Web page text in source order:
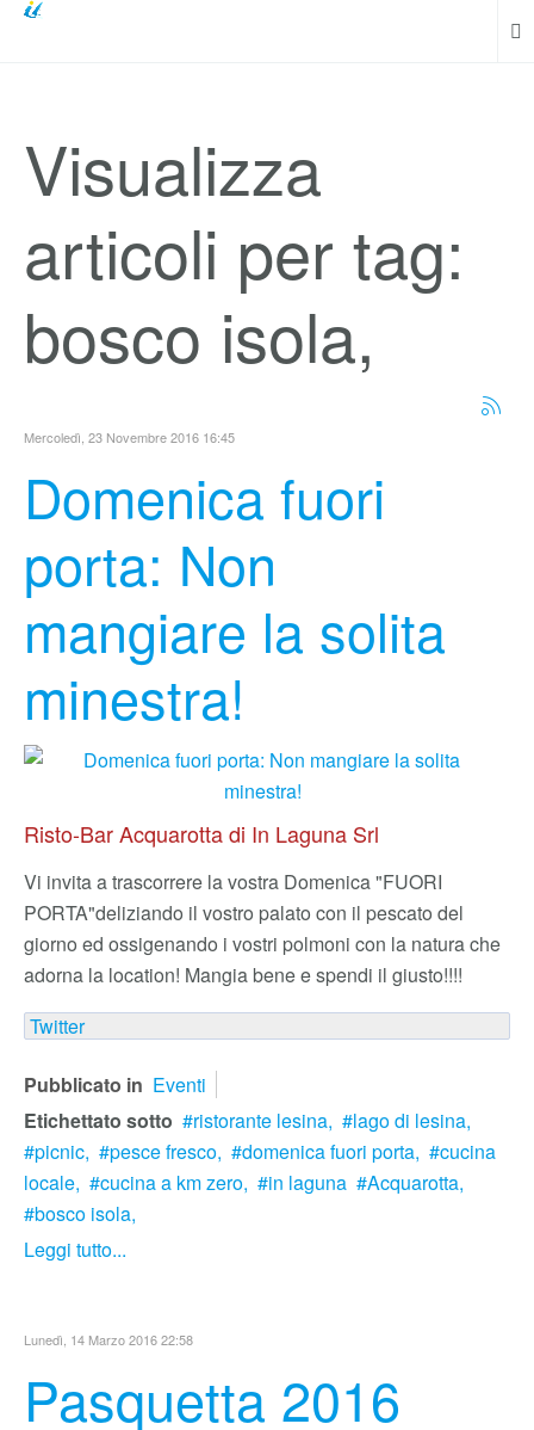
Visualizza
articoli per tag:
bosco isola,
Mercoledì, 23 Novembre 2016 16:45
Domenica fuori
porta: Non
mangiare la solita
minestra!
Risto-Bar Acquarotta di In Laguna Srl
Vi invita a trascorrere la vostra Domenica "FUORI
PORTA"deliziando il vostro palato con il pescato del
giorno ed ossigenando i vostri polmoni con la natura che
adorna la location! Mangia bene e spendi il giusto!!!!
Twitter
Pubblicato in Eventi
Etichettato sotto
ristorante lesina,
lago di lesina,
picnic,
pesce fresco, domenica fuori porta,
cucina
locale,
cucina a km zero, in laguna
Acquarotta,
bosco isola,
Leggi tutto...
Lunedì, 14 Marzo 2016 22:58
Pasquetta 2016